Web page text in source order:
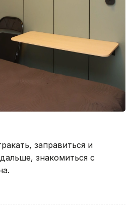
заправиться и
знакомиться с